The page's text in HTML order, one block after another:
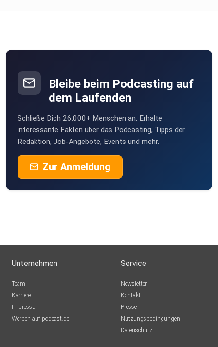
Bleibe beim Podcasting auf
dem Laufenden
Schließe Dich 26.000+ Menschen an. Erhalte
interessante Fakten über das Podcasting, Tipps der
Redaktion, Job-Angebote, Events und mehr.
Zur Anmeldung
Unternehmen
Team
Karriere
Impressum
Werben auf podcast.de
Service
Newsletter
Kontakt
Presse
Nutzungsbedingungen
Datenschutz